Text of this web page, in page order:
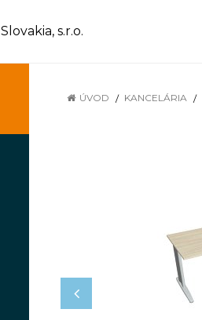
Slovakia, s.r.o.
ÚVOD KANCELÁRIA